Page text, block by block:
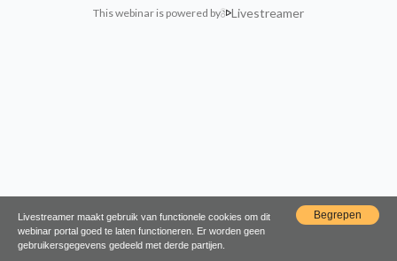
This webinar is powered by Livestreamer
Begrepen
Livestreamer maakt gebruik van functionele cookies om dit
webinar portal goed te laten functioneren. Er worden geen
gebruikersgegevens gedeeld met derde partijen.